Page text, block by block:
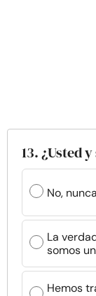
13. ¿Usted
No,
La
somos
Hemos